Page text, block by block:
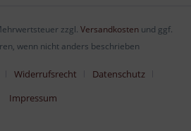
zzgl. Versandkosten und ggf.
wenn nicht anders beschrieben
Widerrufsrecht
Datenschutz
Impressum